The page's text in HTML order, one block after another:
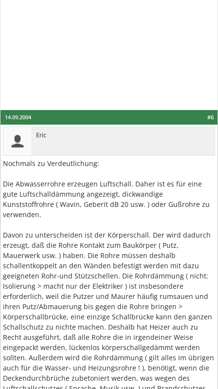
#6
14.09.2004
Eric
Nochmals zu Verdeutlichung:
Die Abwasserrohre erzeugen Luftschall. Daher ist es für eine
gute Luftschalldämmung angezeigt, dickwandige
Kunststoffrohre ( Wavin, Geberit dB 20 usw. ) oder Gußrohre zu
verwenden.
Davon zu unterscheiden ist der Körperschall. Der wird dadurch
erzeugt, daß die Rohre Kontakt zum Baukörper ( Putz,
Mauerwerk usw. ) haben. Die Rohre müssen deshalb
schallentkoppelt an den Wänden befestigt werden mit dazu
geeigneten Rohr-und Stützschellen. Die Rohrdämmung ( nicht:
Isolierung > macht nur der Elektriker ) ist insbesondere
erforderlich, weil die Putzer und Maurer häufig rumsauen und
ihren Putz/Abmauerung bis gegen die Rohre bringen >
Körperschallbrücke, eine einzige Schallbrücke kann den ganzen
Schallschutz zu nichte machen. Deshalb hat Heizer auch zu
Recht ausgeführt, daß alle Rohre die in irgendeiner Weise
eingepackt werden, lückenlos körperschallgedämmt werden
sollten. Außerdem wird die Rohrdämmung ( gilt alles im übrigen
auch für die Wasser- und Heizungsrohre ! ), benötigt, wenn die
Deckendurchbrüche zubetoniert werden, was wegen des